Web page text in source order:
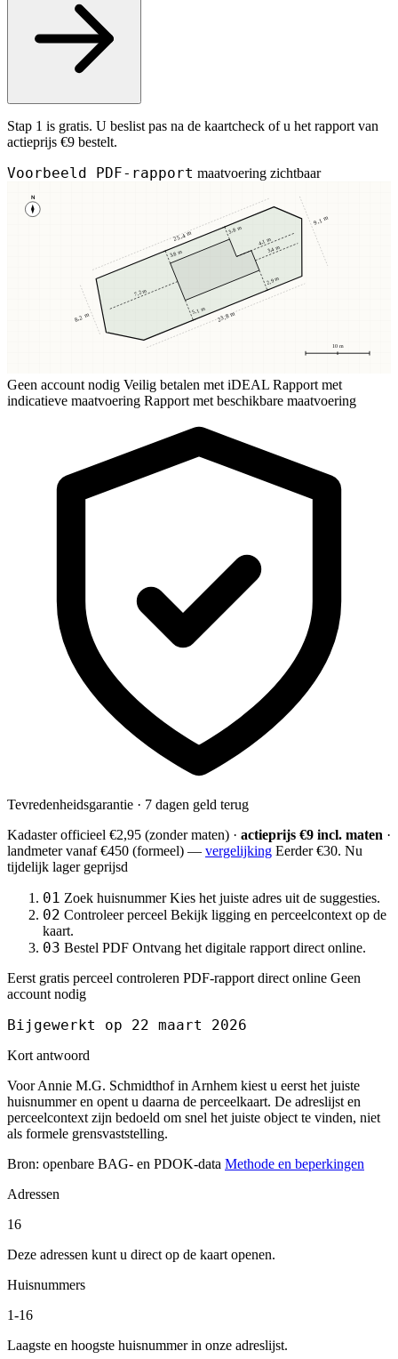
Stap 1 is gratis. U beslist pas na de kaartcheck of u het rapport van
actieprijs €9 bestelt.
Voorbeeld PDF-rapport maatvoering zichtbaar
N
10 m
3,8 m
3,8 m
5,1 m
2,9 m
7,2 m
3,4 m
4,1 m
25,4 m
23,8 m
8,2 m
9,1 m
Geen account nodig Veilig betalen met iDEAL Rapport met
indicatieve maatvoering Rapport met beschikbare maatvoering
Tevredenheidsgarantie · 7 dagen geld terug
Kadaster officieel €2,95 (zonder maten) · actieprijs €9 incl. maten ·
landmetervanaf €450 (formeel) — vergelijking Eerder €30. Nu
tijdelijk lager geprijsd
01 Zoek huisnummer Kies het juiste adres uit de suggesties.
02 Controleer perceel Bekijk ligging en perceelcontext op de
kaart.
03 Bestel PDF Ontvang het digitale rapport direct online.
Eerst gratis perceel controleren PDF-rapport direct online Geen
account nodig
Bijgewerkt op 22 maart 2026
Kort antwoord
Voor Annie M.G. Schmidthof in Arnhem kiest u eerst het juiste
huisnummer en opent u daarna de perceelkaart. De adreslijst en
perceelcontext zijn bedoeld om snel het juiste object te vinden, niet
als formele grensvaststelling.
Bron: openbare BAG- en PDOK-data Methode en beperkingen
Adressen
16
Deze adressen kunt u direct op de kaart openen.
Huisnummers
1-16
Laagste en hoogste huisnummer in onze adreslijst.